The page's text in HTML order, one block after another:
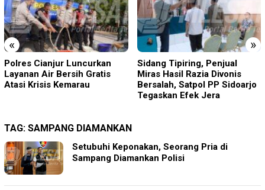
« »
Sidang Tipiring, Penjual
Miras Hasil Razia Divonis
Bersalah, Satpol PP Sidoarjo
Acep Saepudin (Amang)
Maju Calon Kepala Desa
Sukamanah, Usung Visi
“ASRI”
TAG: SAMPANG DIAMANKAN
Setubuhi Keponakan, Seorang Pria di
Sampang Diamankan Polisi